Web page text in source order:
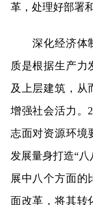
革，处理好部署
深化经济体制
质是根据生产力
及上层建筑，从
增强社会活力。
志面对资源环境
发展量身打造“
展中八个方面的
面改革，将其转